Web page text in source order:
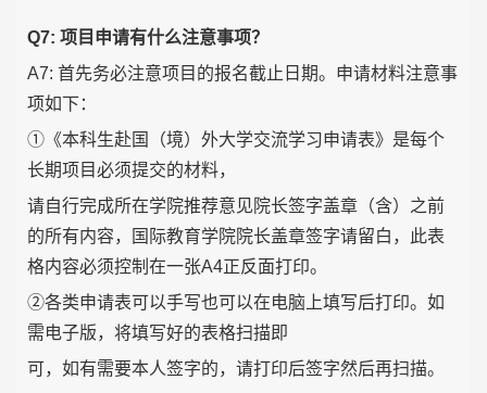
Q7: 项目申请有什么注意事项？
A7: 首先务必注意项目的报名截止日期。申请材料注意事
项如下：
①《本科生赴国（境）外大学交流学习申请表》是每个
长期项目必须提交的材料，
请自行完成所在学院推荐意见院长签字盖章（含）之前
的所有内容，国际教育学院院长盖章签字请留白，此表
格内容必须控制在一张A4正反面打印。
②各类申请表可以手写也可以在电脑上填写后打印。如
需电子版，将填写好的表格扫描即
可，如有需要本人签字的，请打印后签字然后再扫描。